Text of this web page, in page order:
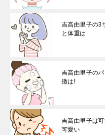
吉高由里子の3
と体重は
吉高由里子の
徴は!
吉高由里子は
可愛い